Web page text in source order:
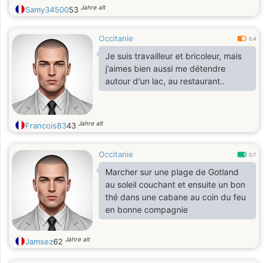
Samy3450053 Jahre alt
Occitanie 0.4
Je suis travailleur et bricoleur, mais
j'aimes bien aussi me détendre
autour d'un lac, au restaurant..
Francois8343 Jahre alt
Occitanie 0.7
Marcher sur une plage de Gotland
au soleil couchant et ensuite un bon
thé dans une cabane au coin du feu
en bonne compagnie
Jamsez62 Jahre alt